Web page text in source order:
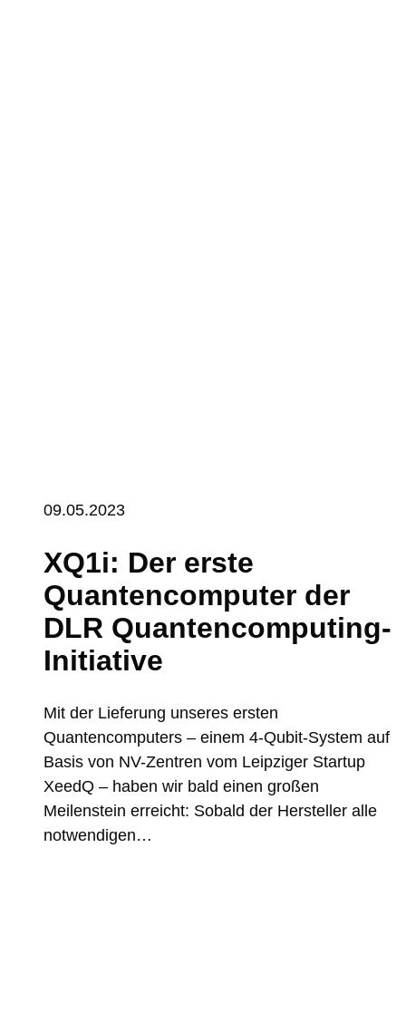
09.05.2023
XQ1i: Der erste
Quantencomputer der
DLR Quantencomputing-
Initiative
Mit der Lieferung unseres ersten
Quantencomputers – einem 4-Qubit-System auf
Basis von NV-Zentren vom Leipziger Startup
XeedQ – haben wir bald einen großen
Meilenstein erreicht: Sobald der Hersteller alle
notwendigen…